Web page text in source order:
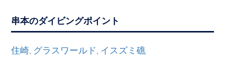
串本のダイビングポイント
住崎, グラスワールド, イスズミ礁